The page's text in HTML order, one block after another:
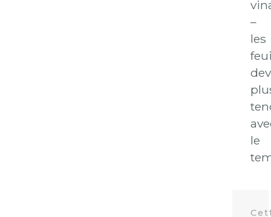
–
les
le